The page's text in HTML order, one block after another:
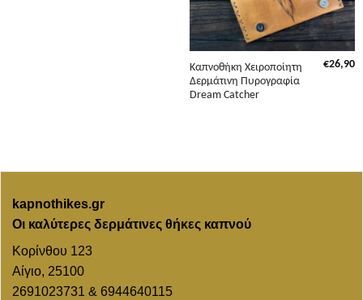
Καπνοθήκη Χειροποίητη
Δερμάτινη Πυρογραφία
Dream Catcher
€26,90
kapnothikes.gr
Οι καλύτερες δερμάτινες θήκες καπνού
Κορίνθου 123
Αίγιο, 25100
2691023731 & 6944640115